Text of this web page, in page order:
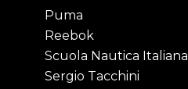
Puma
Reebok
Scuola Nautica Italiana
Sergio Tacchini